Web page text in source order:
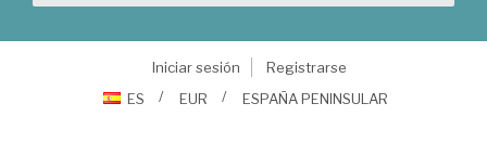
Iniciar sesión
Registrarse
ES
EUR ESPAÑA PENINSULAR